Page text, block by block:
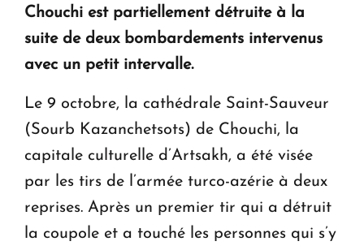
KASA : 30 ans d'audace, de résilience et d'avenir
en Arménie
Le premier hôtel Hyatt Regency d'Arménie
ouvrira ses portes à Dilijan
Chouchi est partiellement détruite à la
suite de deux bombardements intervenus
avec un petit intervalle.
Le 9 octobre, la cathédrale Saint-Sauveur
(Sourb Kazanchetsots) de Chouchi, la
capitale culturelle d’Artsakh, a été visée
par les tirs de l’armée turco-azérie à deux
reprises. Après un premier tir qui a détruit
la coupole et a touché les personnes qui s’y